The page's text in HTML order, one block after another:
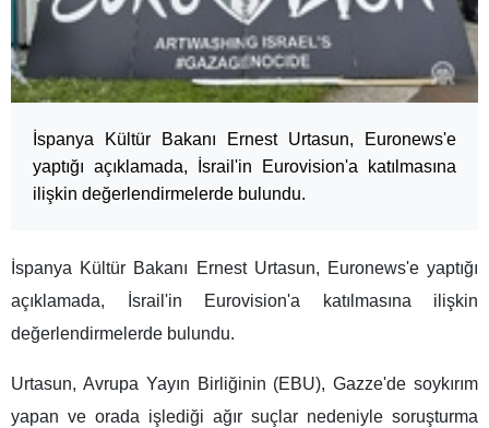
İspanya Kültür Bakanı Ernest Urtasun, Euronews'e
yaptığı açıklamada, İsrail'in Eurovision'a katılmasına
ilişkin değerlendirmelerde bulundu.
İspanya Kültür Bakanı Ernest Urtasun, Euronews'e yaptığı
açıklamada, İsrail'in Eurovision'a katılmasına ilişkin
değerlendirmelerde bulundu.
Urtasun, Avrupa Yayın Birliğinin (EBU), Gazze'de soykırım
yapan ve orada işlediği ağır suçlar nedeniyle soruşturma